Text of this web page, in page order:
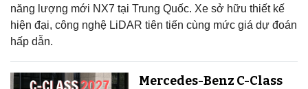
năng lượng mới NX7 tại Trung Quốc. Xe sở hữu thiết kế
hiện đại, công nghệ LiDAR tiên tiến cùng mức giá dự đoán
hấp dẫn.
Mercedes-Benz C-Class